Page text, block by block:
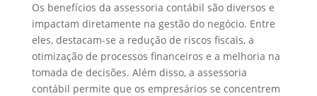
Os benefícios da assessoria contábil são diversos e
impactam diretamente na gestão do negócio. Entre
eles, destacam-se a redução de riscos fiscais, a
otimização de processos financeiros e a melhoria na
tomada de decisões. Além disso, a assessoria
contábil permite que os empresários se concentrem